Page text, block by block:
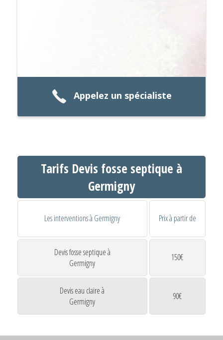
Appelez un spécialiste
Tarifs Devis fosse septique à
Germigny
Les interventions à Germigny Prix à partir de
Devis fosse septique à
Germigny
150€
Devis eau claire à
Germigny
90€